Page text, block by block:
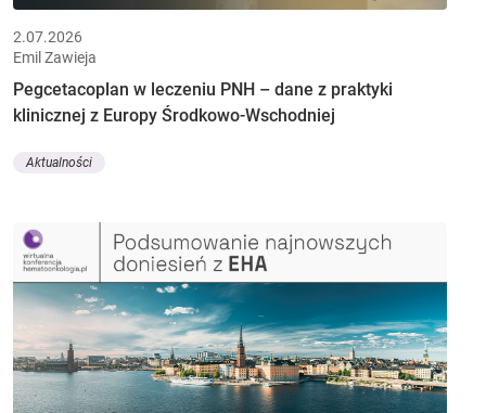
2.07.2026
Emil Zawieja
Pegcetacoplan w leczeniu PNH – dane z praktyki
klinicznej z Europy Środkowo-Wschodniej
Aktualności